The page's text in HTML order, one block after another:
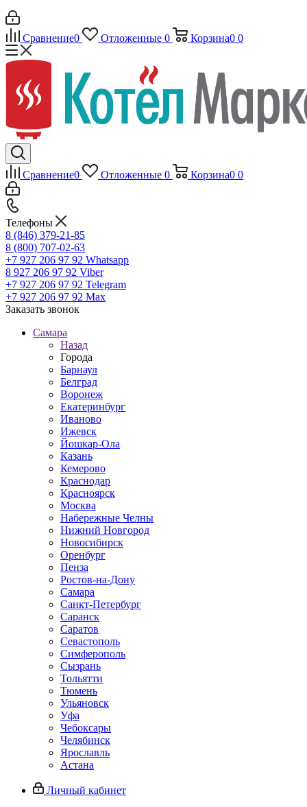
Сравнение0 Отложенные 0 Корзина0 0
Сравнение0 Отложенные 0 Корзина0 0
Телефоны
8 (846) 379-21-85
8 (800) 707-02-63
+7 927 206 97 92 Whatsapp
8 927 206 97 92 Viber
+7 927 206 97 92 Telegram
+7 927 206 97 92 Max
Заказать звонок
Самара
Назад
Города
Барнаул
Белград
Воронеж
Екатеринбург
Иваново
Ижевск
Йошкар-Ола
Казань
Кемерово
Краснодар
Красноярск
Москва
Набережные Челны
Нижний Новгород
Новосибирск
Оренбург
Пенза
Ростов-на-Дону
Самара
Санкт-Петербург
Саранск
Саратов
Севастополь
Симферополь
Сызрань
Тольятти
Тюмень
Ульяновск
Уфа
Чебоксары
Челябинск
Ярославль
Астана
Личный кабинет